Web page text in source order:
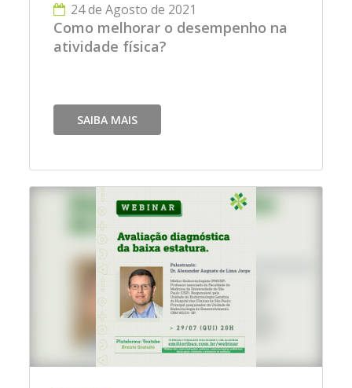
24 de Agosto de 2021
Como melhorar o desempenho na
atividade física?
SAIBA MAIS